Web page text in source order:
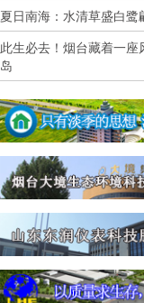
夏日南海：水清草盛白鹭
此生必去！烟台藏着一
岛